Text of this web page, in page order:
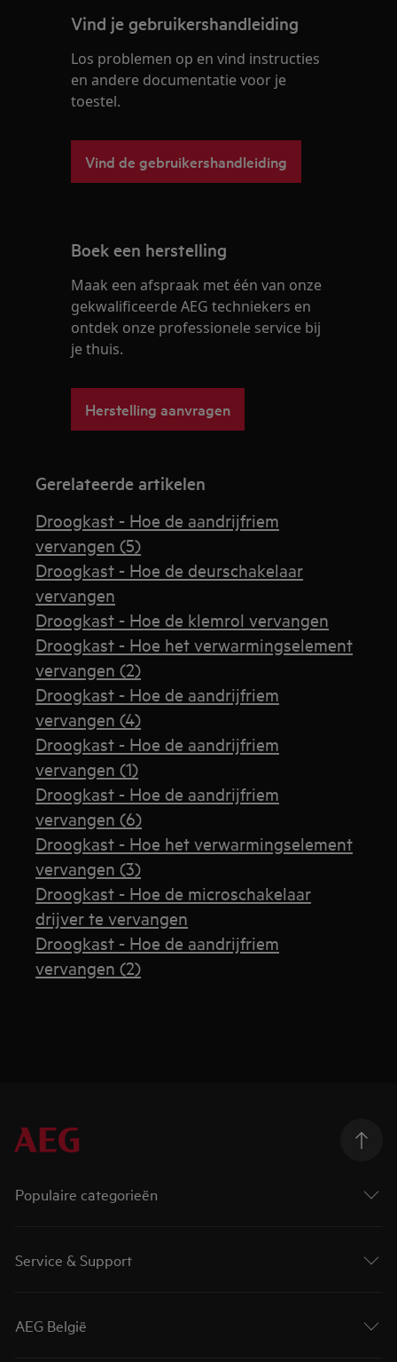
Vind je gebruikershandleiding
Los problemen op en vind instructies
en andere documentatie voor je
toestel.
Vind de gebruikershandleiding
Boek een herstelling
Maak een afspraak met één van onze
gekwalificeerde AEG techniekers en
ontdek onze professionele service bij
je thuis.
Herstelling aanvragen
Gerelateerde artikelen
Droogkast - Hoe de aandrijfriem
vervangen (5)
Droogkast - Hoe de deurschakelaar
vervangen
Droogkast - Hoe de klemrol vervangen
Droogkast - Hoe het verwarmingselement
vervangen (2)
Droogkast - Hoe de aandrijfriem
vervangen (4)
Droogkast - Hoe de aandrijfriem
vervangen (1)
Droogkast - Hoe de aandrijfriem
vervangen (6)
Droogkast - Hoe het verwarmingselement
vervangen (3)
Droogkast - Hoe de microschakelaar
drijver te vervangen
Droogkast - Hoe de aandrijfriem
vervangen (2)
Populaire categorieën
Service & Support
AEG België